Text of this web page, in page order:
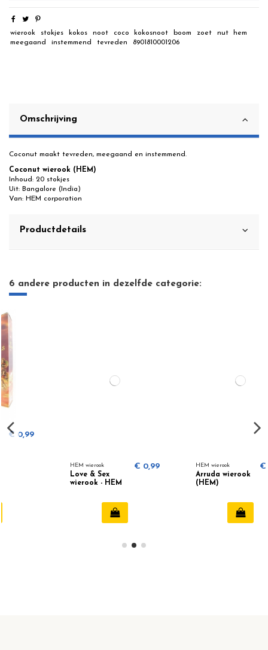
wierook stokjes kokos noot coco kokosnoot boom zoet nut
hem
meegaand
instemmend tevreden 8901810001206
Omschrijving
Coconut maakt tevreden, meegaand en instemmend.
Coconut wierook (HEM)
Inhoud: 20 stokjes
Uit: Bangalore (India)
Van: HEM corporation
Productdetails
6 andere producten in dezelfde categorie:
wierook - HEM
€ 0,99 HEM wierook
Arruda wierook
€ 0,99